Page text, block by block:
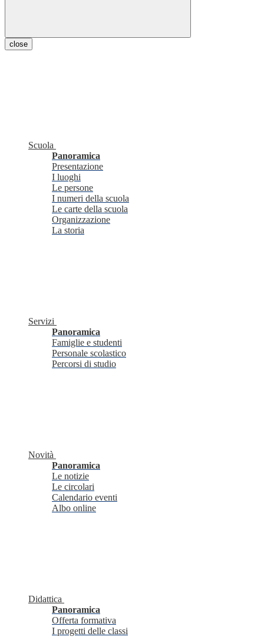
close
Scuola
Panoramica
Presentazione
I luoghi
Le persone
I numeri della scuola
Le carte della scuola
Organizzazione
La storia
Servizi
Panoramica
Famiglie e studenti
Personale scolastico
Percorsi di studio
Novità
Panoramica
Le notizie
Le circolari
Calendario eventi
Albo online
Didattica
Panoramica
Offerta formativa
I progetti delle classi